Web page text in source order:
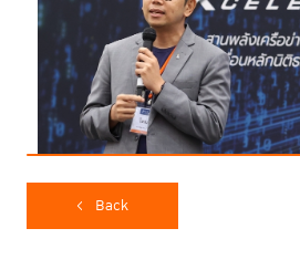
“เพื่อทำให้หลักนิติธรรมอยู่ในรูปแบบที่เข้าถึงและเ
เครือข่ายของคนที่มีบทบาท มีความคิด ความเชี่ย
Back